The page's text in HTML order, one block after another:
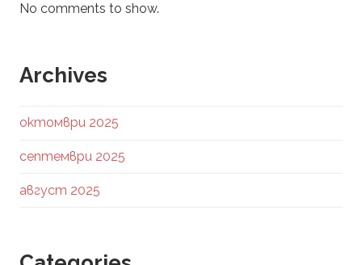
No comments to show.
Archives
октомври 2025
септември 2025
август 2025